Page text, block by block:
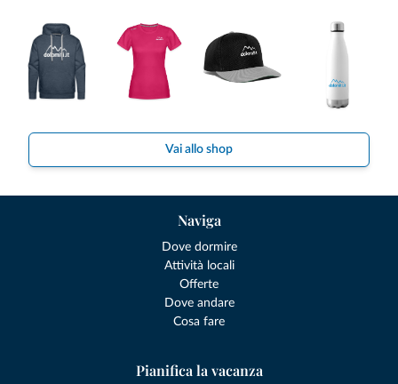
Vai allo shop
Naviga
Dove dormire
Attività locali
Offerte
Dove andare
Cosa fare
Pianifica la vacanza